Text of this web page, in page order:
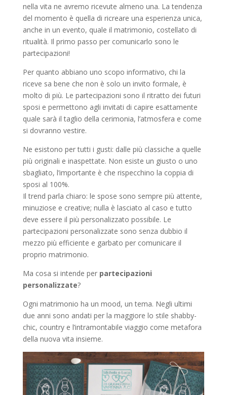
nella vita ne avremo ricevute almeno una. La tendenza
del momento è quella di ricreare una esperienza unica,
anche in un evento, quale il matrimonio, costellato di
ritualità. Il primo passo per comunicarlo sono le
partecipazioni!
Per quanto abbiano uno scopo informativo, chi la
riceve sa bene che non è solo un invito formale, è
molto di più. Le partecipazioni sono il ritratto dei futuri
sposi e permettono agli invitati di capire esattamente
quale sarà il taglio della cerimonia, l’atmosfera e come
si dovranno vestire.
Ne esistono per tutti i gusti: dalle più classiche a quelle
più originali e inaspettate. Non esiste un giusto o uno
sbagliato, l’importante è che rispecchino la coppia di
sposi al 100%.
Il trend parla chiaro: le spose sono sempre più attente,
minuziose e creative; nulla è lasciato al caso e tutto
deve essere il più personalizzato possibile. Le
partecipazioni personalizzate sono senza dubbio il
mezzo più efficiente e garbato per comunicare il
proprio matrimonio.
Ma cosa si intende per partecipazioni
personalizzate?
Ogni matrimonio ha un mood, un tema. Negli ultimi
due anni sono andati per la maggiore lo stile shabby-
chic, country e l’intramontabile viaggio come metafora
della nuova vita insieme.